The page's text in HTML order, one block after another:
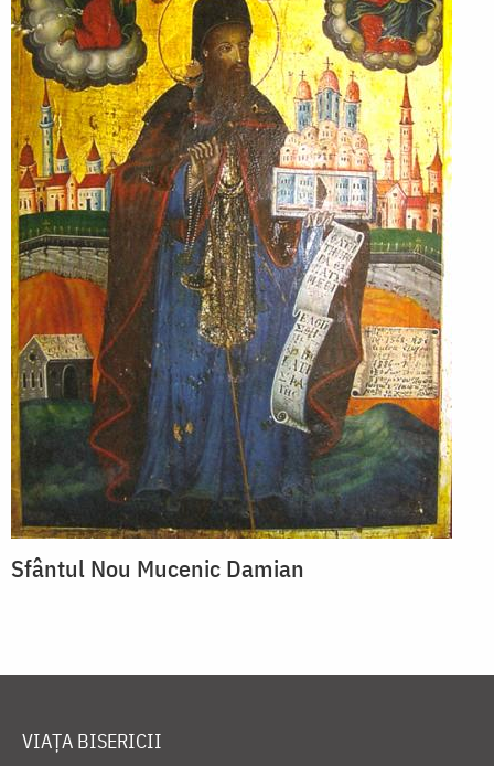
Sfântul Nou Mucenic Damian
VIAȚA BISERICII